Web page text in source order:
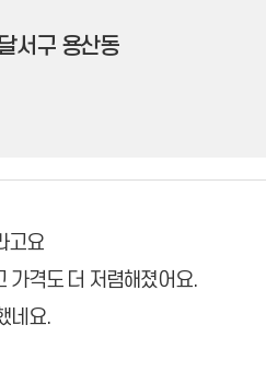
서구 용산동
고요
가격도 더 저렴해졌어요.
네요.